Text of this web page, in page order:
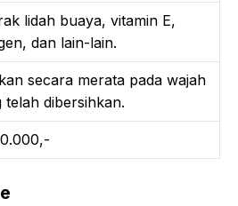
lidah buaya, vitamin E,
dan lain-lain.
secara merata pada wajah
telah dibersihkan.